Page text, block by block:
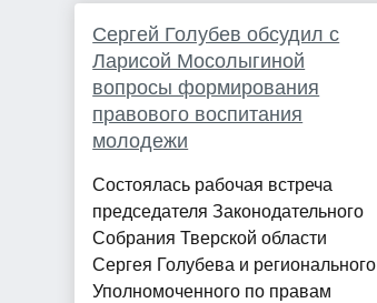
Сергей Голубев обсудил с
Ларисой Мосолыгиной
вопросы формирования
правового воспитания
молодежи
Состоялась рабочая встреча
председателя Законодательного
Собрания Тверской области
Сергея Голубева и регионального
Уполномоченного по правам